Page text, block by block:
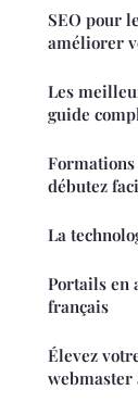
SEO pour
améliorer
Les
guide
débutez
La
Portails en
français
Élevez
webmaster